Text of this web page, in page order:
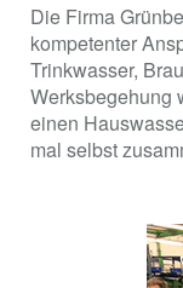
Die Firma
kompetenter
Trinkwasser,
Werksbegehung
einen
mal selbst